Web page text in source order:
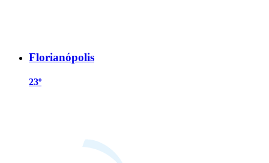
Florianópolis
23º